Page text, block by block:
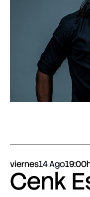
viernes14 Ago
Cenk